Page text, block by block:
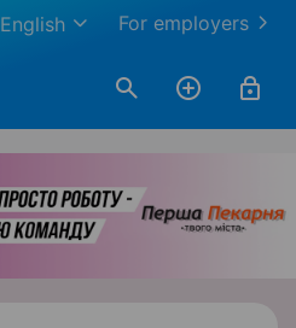
For employers
English